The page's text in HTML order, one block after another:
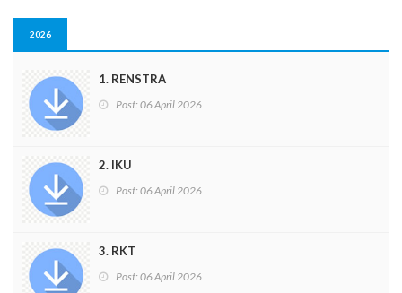
2026
1. RENSTRA
Post:06 April 2026
2. IKU
Post:06 April 2026
3. RKT
Post:06 April 2026